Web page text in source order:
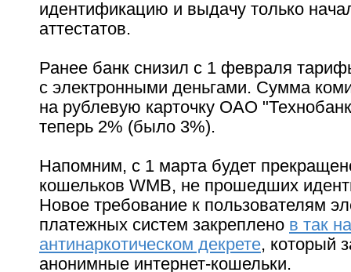
идентификацию и выдачу только
аттестатов.
Ранее банк снизил с 1 февраля
с электронными деньгами. Сумма
на рублевую карточку ОАО
теперь 2% (было 3%).
Напомним, с 1 марта будет
кошельков WMB, не прошедших
Новое требование к пользователям
платежных систем закреплено в так
антинаркотическом декрете, который
анонимные интернет-кошельки.